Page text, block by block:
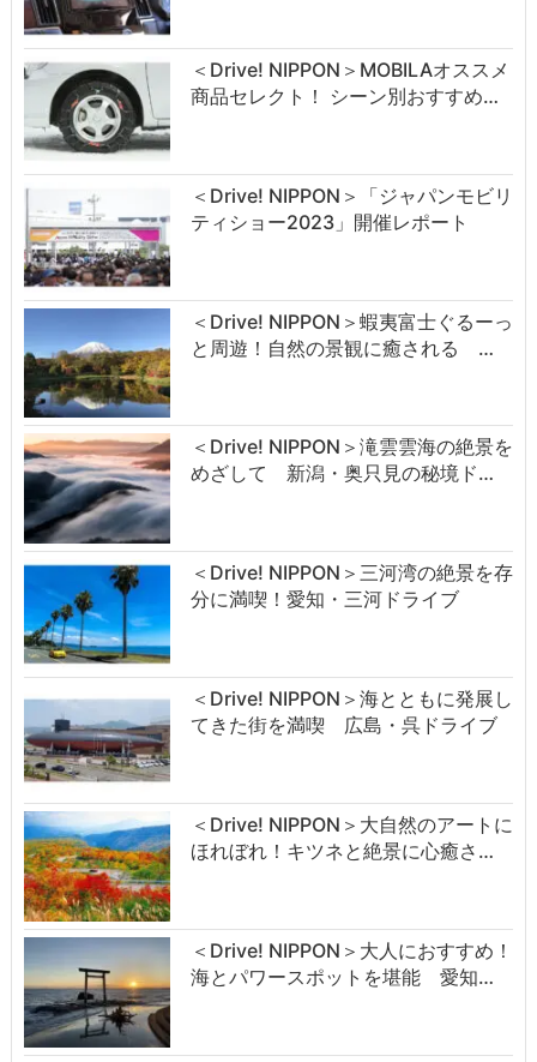
＜Drive! NIPPON＞MOBILAオススメ
商品セレクト！ シーン別おすすめ…
＜Drive! NIPPON＞「ジャパンモビリ
ティショー2023」開催レポート
＜Drive! NIPPON＞蝦夷富士ぐるーっ
と周遊！自然の景観に癒される …
＜Drive! NIPPON＞滝雲雲海の絶景を
めざして 新潟・奥只見の秘境ド…
＜Drive! NIPPON＞三河湾の絶景を存
分に満喫！愛知・三河ドライブ
＜Drive! NIPPON＞海とともに発展し
てきた街を満喫 広島・呉ドライブ
＜Drive! NIPPON＞大自然のアートに
ほれぼれ！キツネと絶景に心癒さ…
＜Drive! NIPPON＞大人におすすめ！
海とパワースポットを堪能 愛知…